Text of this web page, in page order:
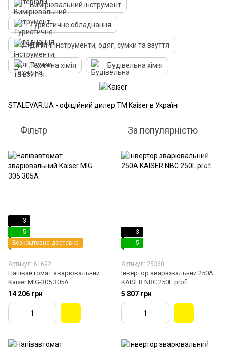
Вимірювальний інструмент
Туристичне обладнання
Дитячі інструменти, одяг, сумки та взуття
Технічна хімія Будівельна хімія
STALEVAR.UA - офіційний дилер ТМ Kaiser в Україні
Фільтр За популярністю
3
5
Безкоштовна доставка
Артикул: 61692
Напівавтомат зварювальний
Kaiser MIG-305 305A
14 206 грн
3
5
Артикул: 25360
Інвертор зварювальний 250A
KAISER NBC 250L profi
5 807 грн